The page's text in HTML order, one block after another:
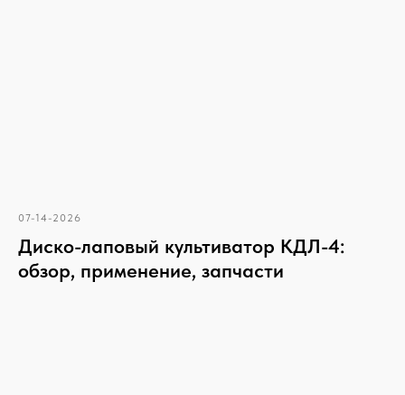
07-14-2026
Диско-лаповый культиватор КДЛ-4:
обзор, применение, запчасти